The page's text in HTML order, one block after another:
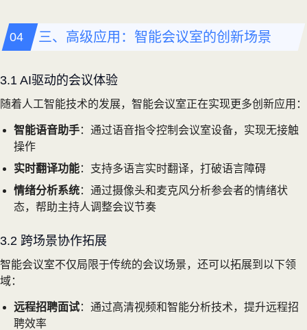
三、高级应用：智能会议室的创新场景
3.1 AI驱动的会议体验
随着人工智能技术的发展，智能会议室正在实现更多创新应用：
智能语音助手：通过语音指令控制会议室设备，实现无接触
操作
实时翻译功能：支持多语言实时翻译，打破语言障碍
情绪分析系统：通过摄像头和麦克风分析参会者的情绪状
态，帮助主持人调整会议节奏
3.2 跨场景协作拓展
智能会议室不仅局限于传统的会议场景，还可以拓展到以下领
域：
远程招聘面试：通过高清视频和智能分析技术，提升远程招
聘效率